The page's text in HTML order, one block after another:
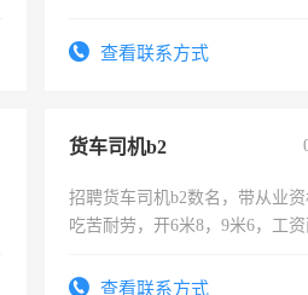
太太等。查看联系方式
货车司机b2
招聘货车司机b2数名，带从业资
吃苦耐劳，开6米8，9米6，工
查看联系方式